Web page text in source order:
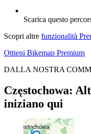
Scarica questo
Scopri altre funzionalità
Ottieni Bikemap Premium
DALLA NOSTRA
Częstochowa:
iniziano qui